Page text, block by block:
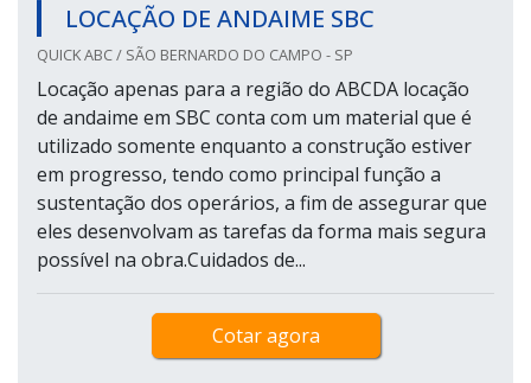
LOCAÇÃO DE ANDAIME SBC
QUICK ABC / SÃO BERNARDO DO CAMPO - SP
Locação apenas para a região do ABCDA locação
de andaime em SBC conta com um material que é
utilizado somente enquanto a construção estiver
em progresso, tendo como principal função a
sustentação dos operários, a fim de assegurar que
eles desenvolvam as tarefas da forma mais segura
possível na obra.Cuidados de...
Cotar agora